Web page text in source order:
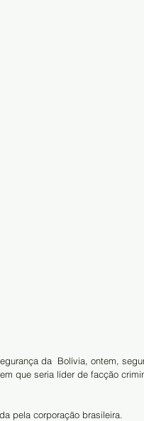
da  Bolívia, ontem,
que seria líder de facção
pela corporação brasileira.